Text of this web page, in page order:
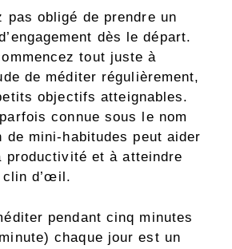
pas obligé de prendre un
dès le départ.
tout juste à
de méditer régulièrement,
objectifs atteignables.
connue sous le nom
de mini-habitudes peut aider
productivité et à atteindre
clin d’œil.
pendant cinq minutes
chaque jour est un